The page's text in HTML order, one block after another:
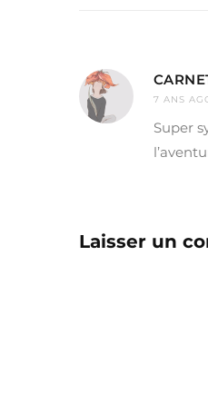
7 ANS
Super
Laisser un